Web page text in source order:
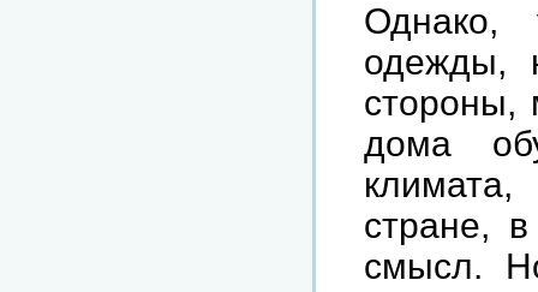
Однако,
одежды,
стороны,
дома
стране,
смысл.